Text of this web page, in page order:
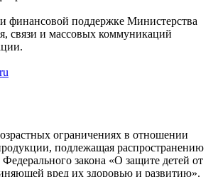
финансовой поддержке Министерства
связи и массовых коммуникаций
ограничениях в отношении
подлежащая распространению
закона «О защите детей от
вред их здоровью и развитию».